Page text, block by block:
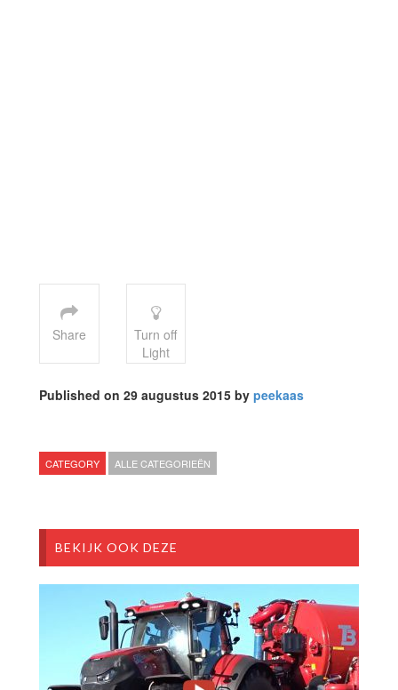
Share
Turn off
Light
Published on 29 augustus 2015 by peekaas
CATEGORY ALLE CATEGORIEËN
BEKIJK OOK DEZE